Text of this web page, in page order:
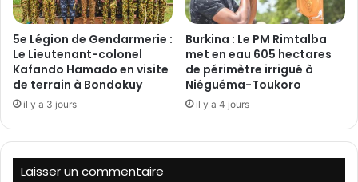
e
E
m
i
l
e
Z
R
B
5e Légion de Gendarmerie :
Le Lieutenant-colonel
Kafando Hamado en visite
de terrain à Bondokuy
il y a 3 jours
Burkina : Le PM Rimtalba
met en eau 605 hectares
de périmètre irrigué à
Niéguéma-Toukoro
il y a 4 jours
Laisser un commentaire